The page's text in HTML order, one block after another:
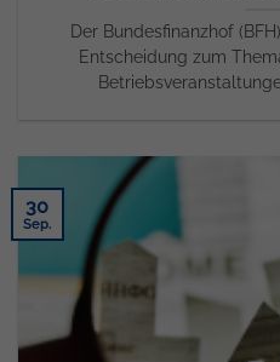
Der Bundesfinanzhof
Entscheidung zum
30
Sep.